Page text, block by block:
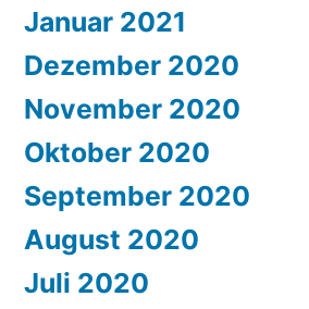
Januar 2021
Dezember 2020
November 2020
Oktober 2020
September 2020
August 2020
Juli 2020